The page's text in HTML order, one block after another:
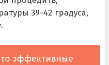
39-42 градуса,
эффективные